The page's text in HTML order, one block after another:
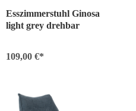
Esszimmerstuhl Ginosa
light grey drehbar
109,00 €*